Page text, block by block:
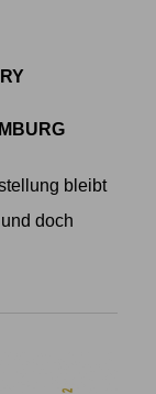
bleibt
doch